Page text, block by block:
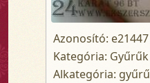
Azonosító: e21447
Kategória: Gyűrűk
Alkategória: gyűrű